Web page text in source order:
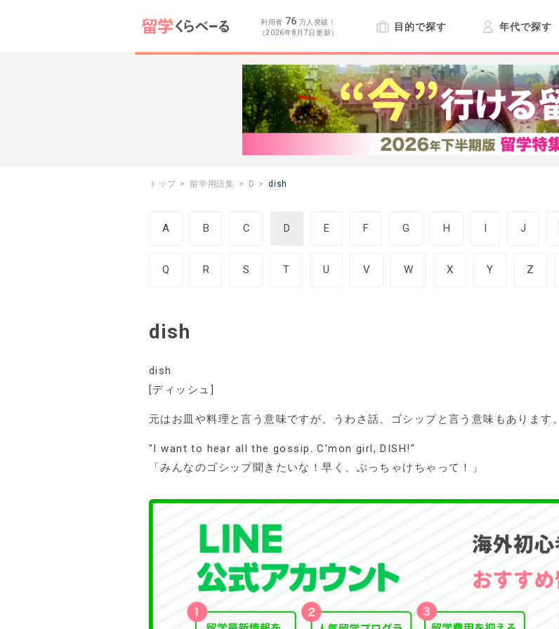
利用者 76 万人突破！
（2026年8月7日更新）
目的で探す 年代で探す
トップ 留学用語集 D dish
A B C D E F G H I J
Q R S T U V W X Y Z
dish
dish
[ディッシュ]
元はお皿や料理と言う意味ですが、うわさ話、ゴシップと言う意味もあります。
"I want to hear all the gossip. C'mon girl, DISH!"
「みんなのゴシップ聞きたいな！早く、ぶっちゃけちゃって！」